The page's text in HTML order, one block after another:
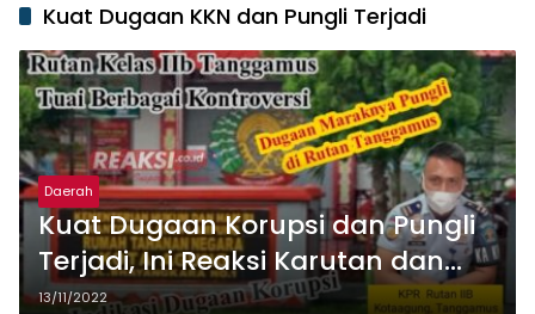
Kuat Dugaan KKN dan Pungli Terjadi
Daerah
Kuat Dugaan Korupsi dan Pungli
Terjadi, Ini Reaksi Karutan dan
KPR Rutan Kelas IIB Kotaagung,
13/11/2022